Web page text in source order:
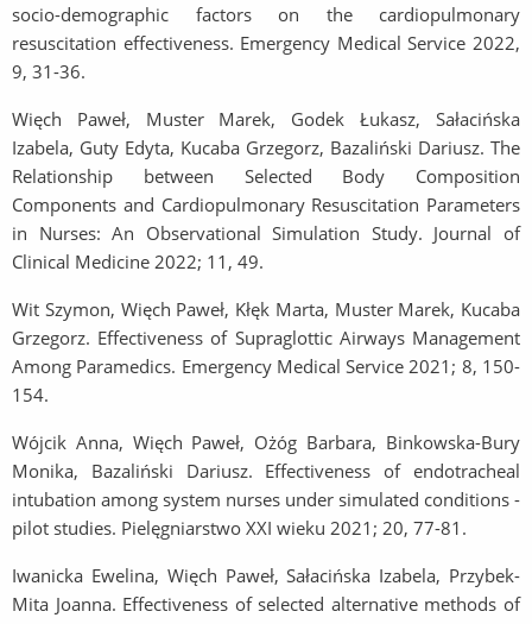
socio-demographic factors on the cardiopulmonary
resuscitation effectiveness. Emergency Medical Service 2022,
9, 31-36.
Więch Paweł, Muster Marek, Godek Łukasz, Sałacińska
Izabela, Guty Edyta, Kucaba Grzegorz, Bazaliński Dariusz. The
Relationship between Selected Body Composition
Components and Cardiopulmonary Resuscitation Parameters
in Nurses: An Observational Simulation Study. Journal of
Clinical Medicine 2022; 11, 49.
Wit Szymon, Więch Paweł, Kłęk Marta, Muster Marek, Kucaba
Grzegorz. Effectiveness of Supraglottic Airways Management
Among Paramedics. Emergency Medical Service 2021; 8, 150-
154.
Wójcik Anna, Więch Paweł, Ożóg Barbara, Binkowska-Bury
Monika, Bazaliński Dariusz. Effectiveness of endotracheal
intubation among system nurses under simulated conditions -
pilot studies. Pielęgniarstwo XXI wieku 2021; 20, 77-81.
Iwanicka Ewelina, Więch Paweł, Sałacińska Izabela, Przybek-
Mita Joanna. Effectiveness of selected alternative methods of